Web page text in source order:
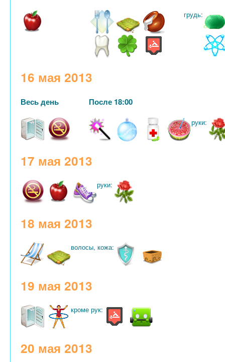
грудь:
16 мая 2013
Весь день После 18:00
руки:
17 мая 2013
руки:
18 мая 2013
волосы, кожа:
19 мая 2013
кроме рук:
20 мая 2013